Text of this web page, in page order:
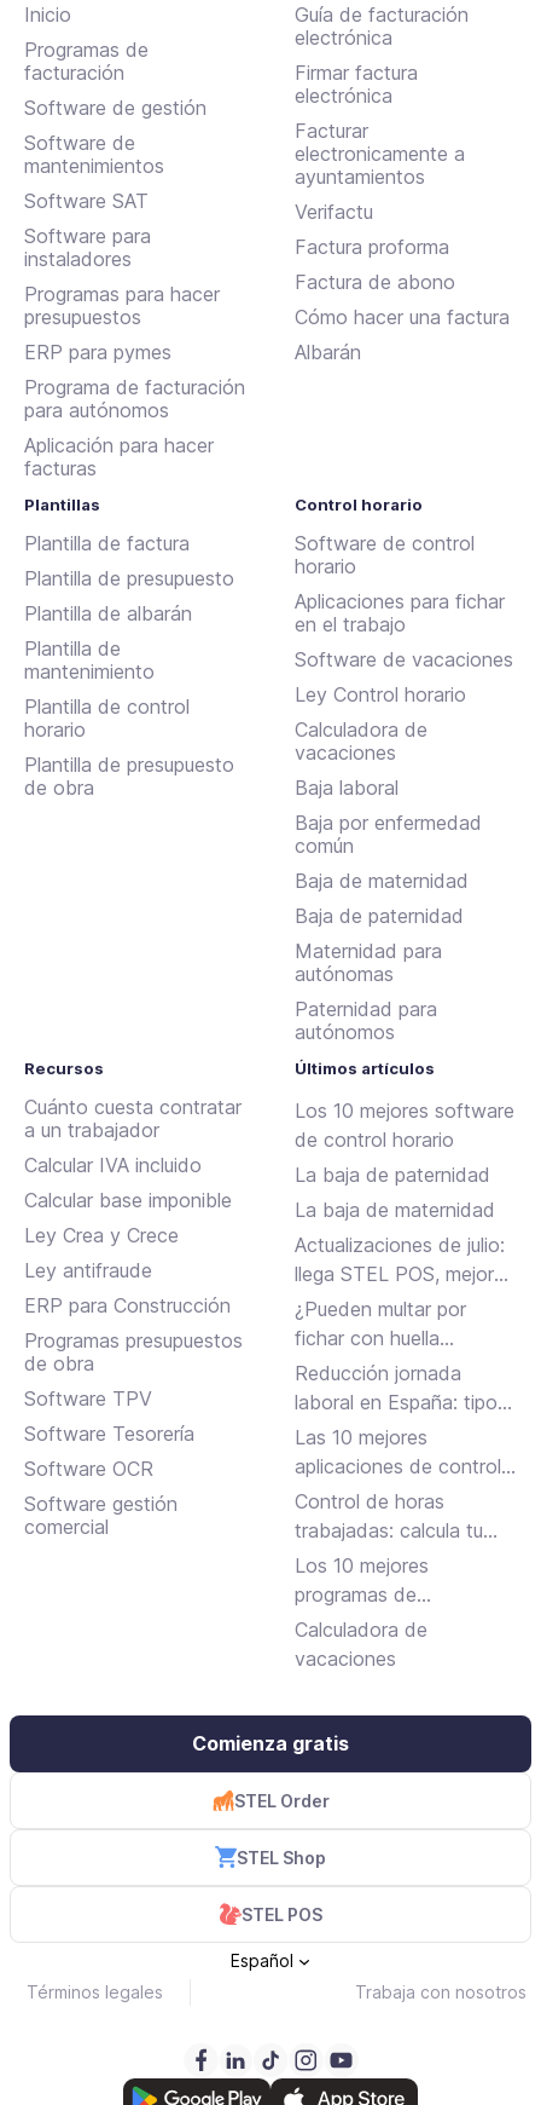
Inicio
Programas de
facturación
Software de gestión
Software de
mantenimientos
Software SAT
Software para
instaladores
Programas para hacer
presupuestos
ERP para pymes
Programa de facturación
para autónomos
Aplicación para hacer
facturas
Guía de facturación
electrónica
Firmar factura
electrónica
Facturar
electronicamente a
ayuntamientos
Verifactu
Factura proforma
Factura de abono
Cómo hacer una factura
Albarán
Plantillas
Plantilla de factura
Plantilla de presupuesto
Plantilla de albarán
Plantilla de
mantenimiento
Plantilla de control
horario
Plantilla de presupuesto
de obra
Control horario
Software de control
horario
Aplicaciones para fichar
en el trabajo
Software de vacaciones
Ley Control horario
Calculadora de
vacaciones
Baja laboral
Baja por enfermedad
común
Baja de maternidad
Baja de paternidad
Maternidad para
autónomas
Paternidad para
autónomos
Recursos
Cuánto cuesta contratar
a un trabajador
Calcular IVA incluido
Calcular base imponible
Ley Crea y Crece
Ley antifraude
ERP para Construcción
Programas presupuestos
de obra
Software TPV
Software Tesorería
Software OCR
Software gestión
comercial
Últimos artículos
Los 10 mejores software
de control horario
La baja de paternidad
La baja de maternidad
Actualizaciones de julio:
llega STEL POS, mejoras
en Assistant, albaranes
en Inbox y más
¿Pueden multar por
fichar con huella
dactilar?
Reducción jornada
laboral en España: tipos,
requisitos y cómo
solicitarla
Las 10 mejores
aplicaciones de control
horario para fichar en el
trabajo
Control de horas
trabajadas: calcula tu
jornada laboral
Los 10 mejores
programas de
facturación gratuitos y
de pago
Calculadora de
vacaciones
Comienza gratis
STEL Order
STEL Shop
STEL POS
Términos legales Trabaja con nosotros
Español